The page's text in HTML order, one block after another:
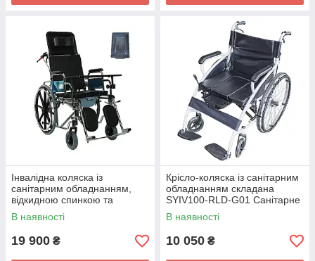
Інвалідна коляска із
санітарним обладнанням,
відкидною спинкою та
столиком складана Karadeniz
Medikal G124
В наявності
19 900 ₴
Крісло-коляска із санітарним
обладнанням складана
SYIV100-RLD-G01 Санітарне
інвалідне крісло для дому та
вулиці
В наявності
10 050 ₴